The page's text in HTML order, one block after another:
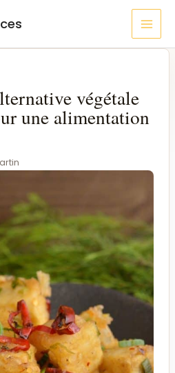
végétale
une alimentation